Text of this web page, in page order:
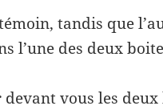
tandis que
l’une des deux
vous les deux